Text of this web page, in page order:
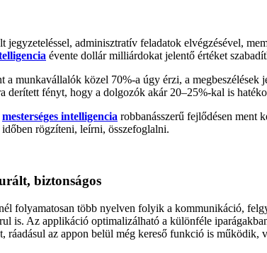
jegyzeteléssel, adminisztratív feladatok elvégzésével,
évente dollár milliárdokat jelentő értéket
a munkavállalók közel 70%-a úgy érzi, a
fényt, hogy a dolgozók akár 20–25%-kal is
mesterséges intelligencia robbanásszerű fejlődésen ment
rögzíteni, leírni, összefoglalni.
biztonságos
folyamatosan több nyelven folyik a kommunikáció,
is. Az applikáció optimalizálható a különféle
ráadásul az appon belül még kereső funkció is